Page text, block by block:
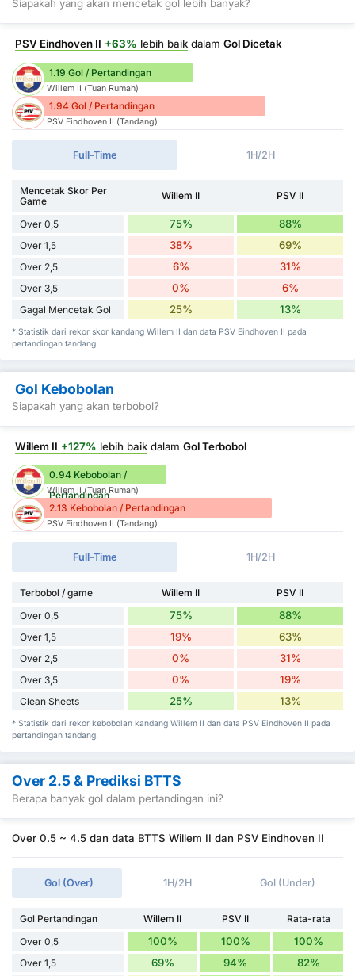
Siapakah yang akan mencetak gol lebih banyak?
PSV Eindhoven II +63% lebih baik dalam Gol Dicetak
1.19 Gol / Pertandingan
Willem II (Tuan Rumah)
1.94 Gol / Pertandingan
PSV Eindhoven II (Tandang)
Full-Time 1H/2H
Mencetak Skor Per
Game
Willem II PSV II
Over 0,5 75% 88%
Over 1,5 38% 69%
Over 2,5 6% 31%
Over 3,5 0% 6%
Gagal Mencetak Gol 25% 13%
* Statistik dari rekor skor kandang Willem II dan data PSV Eindhoven II pada
pertandingan tandang.
Gol Kebobolan
Siapakah yang akan terbobol?
Willem II +127% lebih baik dalam Gol Terbobol
0.94 Kebobolan /
Pertandingan
Willem II (Tuan Rumah)
2.13 Kebobolan / Pertandingan
PSV Eindhoven II (Tandang)
Full-Time 1H/2H
Terbobol / game Willem II
PSV II
Over 0,5
75% 88%
Over 1,5 19% 63%
Over 2,5 0% 31%
Over 3,5 0% 19%
Clean Sheets 25% 13%
* Statistik dari rekor kebobolan kandang Willem II dan data PSV Eindhoven II pada
pertandingan tandang.
Over 2.5 & Prediksi BTTS
Berapa banyak gol dalam pertandingan ini?
Over 0.5 ~ 4.5 dan data BTTS Willem II dan PSV Eindhoven II
Gol (Over) 1H/2H Gol (Under)
Gol Pertandingan Willem II PSV II
Rata-rata
Over 0,5
100% 100% 100%
Over 1,5 69% 94% 82%